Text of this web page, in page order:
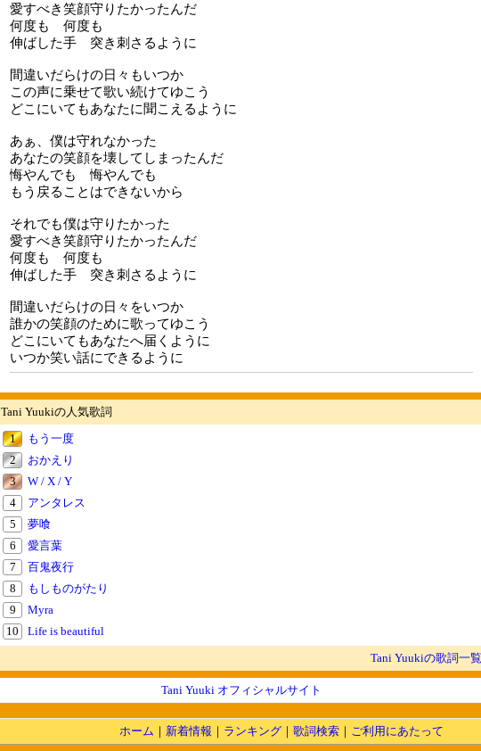
愛すべき笑顔守りたかったんだ
何度も 何度も
伸ばした手 突き刺さるように
間違いだらけの日々もいつか
この声に乗せて歌い続けてゆこう
どこにいてもあなたに聞こえるように
あぁ、僕は守れなかった
あなたの笑顔を壊してしまったんだ
悔やんでも 悔やんでも
もう戻ることはできないから
それでも僕は守りたかった
愛すべき笑顔守りたかったんだ
何度も 何度も
伸ばした手 突き刺さるように
間違いだらけの日々をいつか
誰かの笑顔のために歌ってゆこう
どこにいてもあなたへ届くように
いつか笑い話にできるように
Tani Yuukiの人気歌詞
1
もう一度
2
おかえり
3
W / X / Y
4
アンタレス
5
夢喰
6
愛言葉
7
百鬼夜行
8
もしものがたり
9
Myra
10
Life is beautiful
Tani Yuukiの歌詞一覧
Tani Yuuki オフィシャルサイト
ホーム ｜ 新着情報 ｜ ランキング ｜ 歌詞検索 ｜ ご利用にあたって